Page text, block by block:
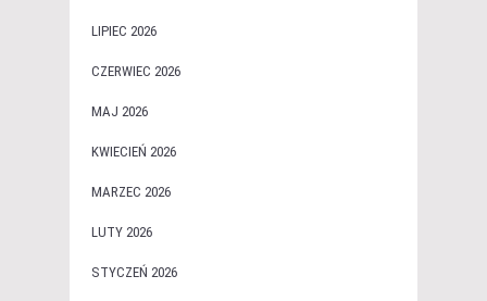
LIPIEC 2026
CZERWIEC 2026
MAJ 2026
KWIECIEŃ 2026
MARZEC 2026
LUTY 2026
STYCZEŃ 2026